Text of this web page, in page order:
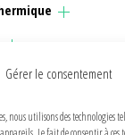
Gérer le consentement
nous utilisons des technologies